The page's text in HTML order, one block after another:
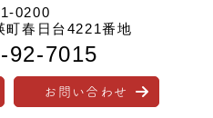
0200
町春日台4221番地
92-7015
お問い合わせ